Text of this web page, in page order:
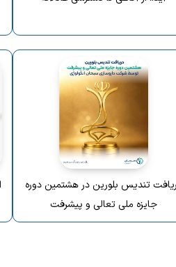
تندیس بلورین در هشتمین دوره
جایزه ملی تعالی و پیشرفت